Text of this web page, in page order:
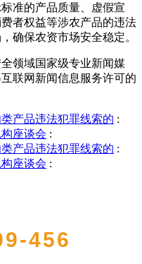
准的产品质量、虚假宣
者权益等涉农产品的违法
确保农资市场安全稳定。
领域国家级专业新闻媒
联网新闻信息服务许可的
产品违法犯罪线索的 :
座谈会 :
产品违法犯罪线索的 :
座谈会 :
456